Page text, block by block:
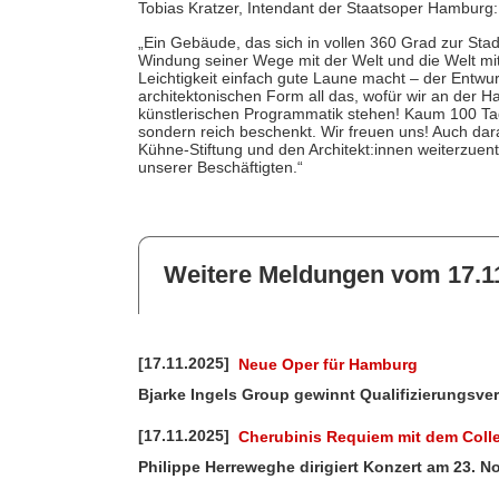
Tobias Kratzer, Intendant der Staatsoper Hamburg:
„Ein Gebäude, das sich in vollen 360 Grad zur
Windung seiner Wege mit der Welt und die Welt
Leichtigkeit einfach gute Laune macht – der
architektonischen Form all das, wofür wir an der
künstlerischen Programmatik stehen! Kaum 100
sondern reich beschenkt. Wir freuen uns! Auch
Kühne-Stiftung und den Architekt:innen
unserer Beschäftigten.“
Weitere Meldungen vom
[17.11.2025]
Neue Oper für Hamburg
Bjarke Ingels Group gewinnt
[17.11.2025]
Cherubinis Requiem mit dem
Philippe Herreweghe dirigiert Konzert am 23.